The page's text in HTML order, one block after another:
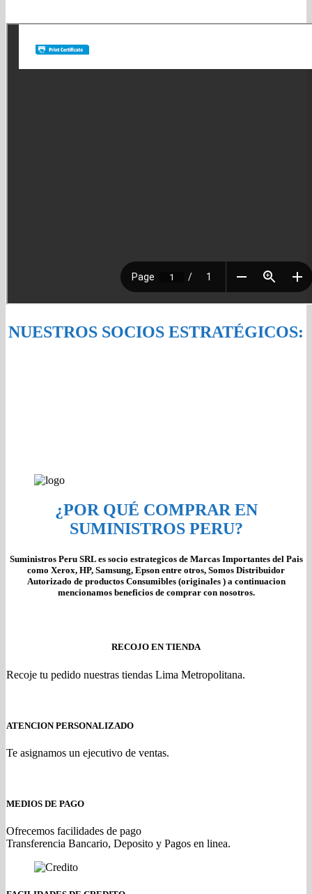
NUESTROS SOCIOS ESTRATÉGICOS:
¿POR QUÉ COMPRAR EN
SUMINISTROS PERU?
Suministros Peru SRL es socio estrategicos de Marcas Importantes del Pais
como Xerox, HP, Samsung, Epson entre otros, Somos Distribuidor
Autorizado de productos Consumibles (originales ) a continuacion
mencionamos beneficios de comprar con nosotros.
RECOJO EN TIENDA
Recoje tu pedido nuestras tiendas Lima Metropolitana.
ATENCION PERSONALIZADO
Te asignamos un ejecutivo de ventas.
MEDIOS DE PAGO
Ofrecemos facilidades de pago
Transferencia Bancario, Deposito y Pagos en linea.